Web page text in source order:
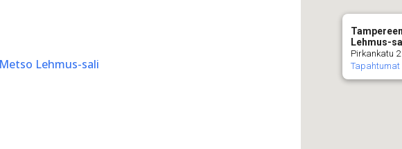
Lehmus-
Pirkankatu
Tapahtumat
Lehmus-sali